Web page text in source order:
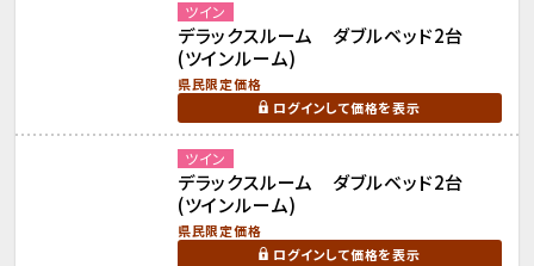
ツイン
デラックスルーム ダブルベッド2台
(ツインルーム)
県民限定価格
ログインして価格を表示
ツイン
デラックスルーム ダブルベッド2台
(ツインルーム)
県民限定価格
ログインして価格を表示